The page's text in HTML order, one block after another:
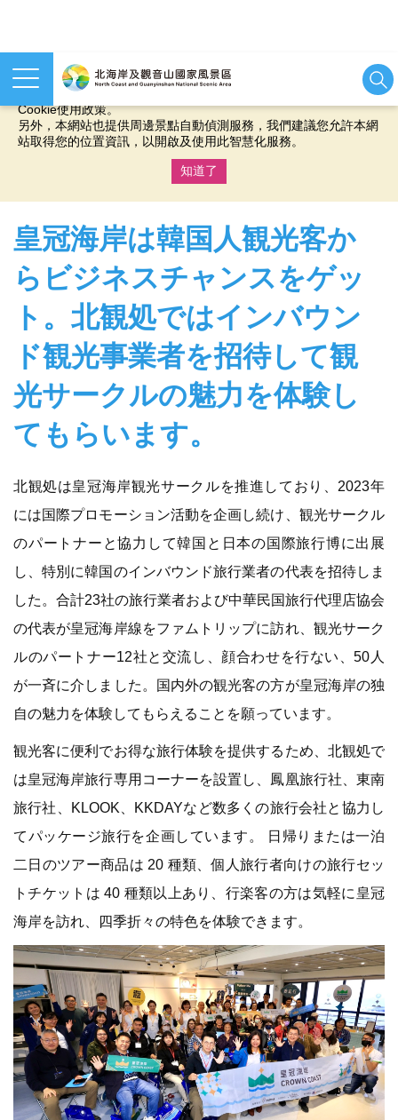
本網站使用cookies等相關技術以持續優化網站服務，並有助於為
您提供更佳的體驗，當您繼續使用本網站即表示您同意我們的
Cookie使用政策。
另外，本網站也提供周邊景點自動偵測服務，我們建議您允許本網
站取得您的位置資訊，以開啟及使用此智慧化服務。
知道了
皇冠海岸は韓国人観光客か
らビジネスチャンスをゲッ
ト。北観処ではインバウン
ド観光事業者を招待して観
光サークルの魅力を体験し
てもらいます。
北観処は皇冠海岸観光サークルを推進しており、2023年
には国際プロモーション活動を企画し続け、観光サークル
のパートナーと協力して韓国と日本の国際旅行博に出展
し、特別に韓国のインバウンド旅行業者の代表を招待しま
した。合計23社の旅行業者および中華民国旅行代理店協会
の代表が皇冠海岸線をファムトリップに訪れ、観光サーク
ルのパートナー12社と交流し、顔合わせを行ない、50人
が一斉に介しました。国内外の観光客の方が皇冠海岸の独
自の魅力を体験してもらえることを願っています。
観光客に便利でお得な旅行体験を提供するため、北観処で
は皇冠海岸旅行専用コーナーを設置し、鳳凰旅行社、東南
旅行社、KLOOK、KKDAYなど数多くの旅行会社と協力し
てパッケージ旅行を企画しています。 日帰りまたは一泊
二日のツアー商品は 20 種類、個人旅行者向けの旅行セッ
トチケットは 40 種類以上あり、行楽客の方は気軽に皇冠
海岸を訪れ、四季折々の特色を体験できます。